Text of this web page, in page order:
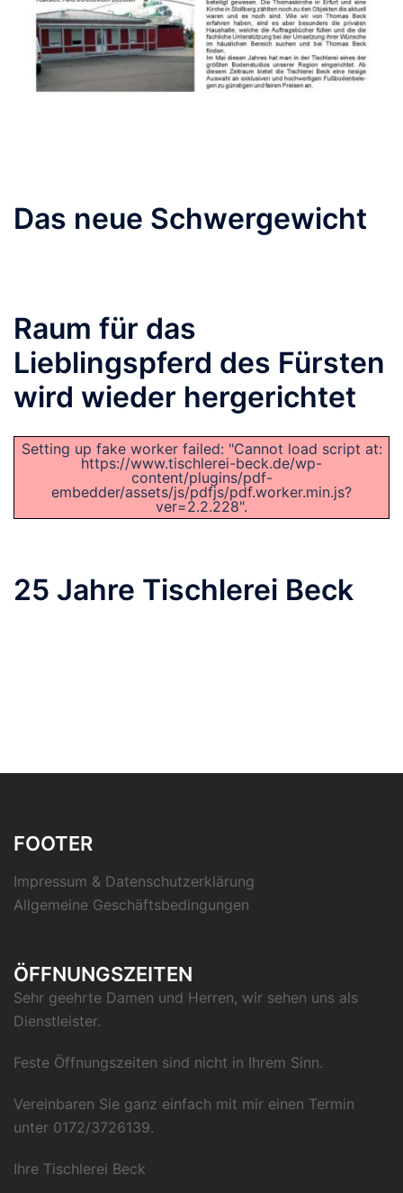
Das neue Schwergewicht
Raum für das
Lieblingspferd des Fürsten
wird wieder hergerichtet
Setting up fake worker failed: "Cannot load script at:
https://www.tischlerei-beck.de/wp-
content/plugins/pdf-
embedder/assets/js/pdfjs/pdf.worker.min.js?
ver=2.2.228".
25 Jahre Tischlerei Beck
FOOTER
Impressum & Datenschutzerklärung
Allgemeine Geschäftsbedingungen
ÖFFNUNGSZEITEN
Sehr geehrte Damen und Herren, wir sehen uns als
Dienstleister.
Feste Öffnungszeiten sind nicht in Ihrem Sinn.
Vereinbaren Sie ganz einfach mit mir einen Termin
unter 0172/3726139.
Ihre Tischlerei Beck